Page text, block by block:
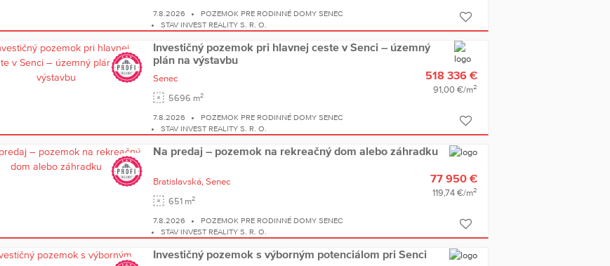
7.8.2026
POZEMOK PRE RODINNÉ DOMY SENEC
STAV INVEST REALITY S. R. O.
Investičný pozemok pri hlavnej ceste v Senci – územný
plán na výstavbu
Senec
5696 m2
518 336 €
91,00 €/m2
7.8.2026
POZEMOK PRE RODINNÉ DOMY SENEC
STAV INVEST REALITY S. R. O.
Na predaj – pozemok na rekreačný dom alebo záhradku
Bratislavská, Senec
651 m2
77 950 €
119,74 €/m2
7.8.2026
POZEMOK PRE RODINNÉ DOMY SENEC
STAV INVEST REALITY S. R. O.
Investičný pozemok s výborným potenciálom pri Senci